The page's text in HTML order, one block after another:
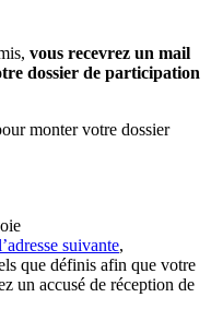
vous recevrez un mail
dossier de participation
monter votre dossier
suivante,
que définis afin que votre
un accusé de réception de